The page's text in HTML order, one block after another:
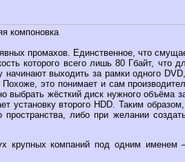
компоновка
промахов. Единственное, что
которого всего лишь 80 Гбайт, что
начинают выходить за рамки одного
это понимает и сам
выбрать жёсткий диск нужного объёма
установку второго HDD. Таким
либо при желании
крупных компаний под одним именем